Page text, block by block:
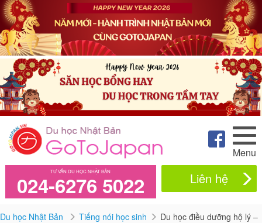
Menu
TƯ VẤN DU HỌC NHẬT BẢN
024-6276 5022 Liên hệ
Du học Nhật Bản Tiếng nói học sinh
Du học điều dưỡng hộ lý –